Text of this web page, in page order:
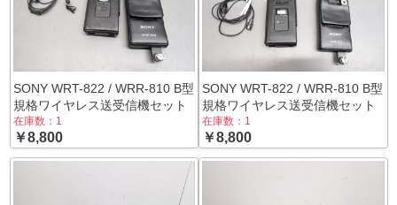
SONY WRT-822 / WRR-810 B型
規格ワイヤレス送受信機セット
在庫数：1
￥8,800
SONY WRT-822 / WRR-810 B型
規格ワイヤレス送受信機セット
在庫数：1
￥8,800